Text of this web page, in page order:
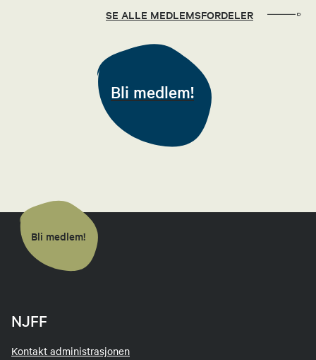
John Halvor Madsen
Leder hagleutvalg
Maria Moland
46853091
Send epost
Jan Tore Nes
40013383
Send epost
SE ALLE MEDLEMSFORDELER
Bli medlem!
Bli medlem!
NJFF
Kontakt administrasjonen